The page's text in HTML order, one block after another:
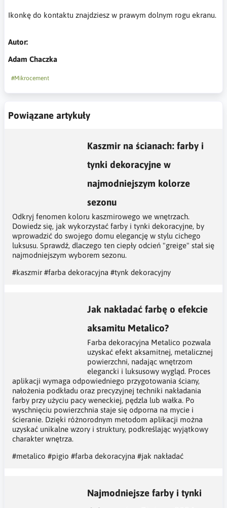
Ikonkę do kontaktu znajdziesz w prawym dolnym rogu ekranu.
Autor:
Adam Chaczka
#Mikrocement
Powiązane artykuły
Kaszmir na ścianach: farby i
tynki dekoracyjne w
najmodniejszym kolorze
sezonu
Odkryj fenomen koloru kaszmirowego we wnętrzach.
Dowiedz się, jak wykorzystać farby i tynki dekoracyjne, by
wprowadzić do swojego domu elegancję w stylu cichego
luksusu. Sprawdź, dlaczego ten ciepły odcień "greige" stał się
najmodniejszym wyborem sezonu.
#kaszmir #farba dekoracyjna #tynk dekoracyjny
Jak nakładać farbę o efekcie
aksamitu Metalico?
Farba dekoracyjna Metalico pozwala
uzyskać efekt aksamitnej, metalicznej
powierzchni, nadając wnętrzom
elegancki i luksusowy wygląd. Proces
aplikacji wymaga odpowiedniego przygotowania ściany,
nałożenia podkładu oraz precyzyjnej techniki nakładania
farby przy użyciu pacy weneckiej, pędzla lub wałka. Po
wyschnięciu powierzchnia staje się odporna na mycie i
ścieranie. Dzięki różnorodnym metodom aplikacji można
uzyskać unikalne wzory i struktury, podkreślając wyjątkowy
charakter wnętrza.
#metalico #pigio #farba dekoracyjna #jak nakładać
Najmodniejsze farby i tynki